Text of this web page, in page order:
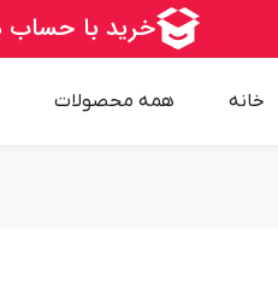
خانه همه محصولات